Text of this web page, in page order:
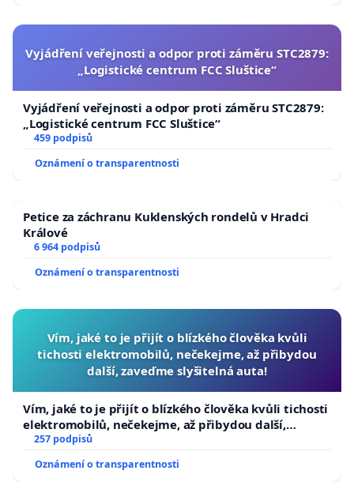
Vyjádření veřejnosti a odpor proti záměru STC2879:
„Logistické centrum FCC Sluštice“
Vyjádření veřejnosti a odpor proti záměru STC2879:
„Logistické centrum FCC Sluštice“
459 podpisů
Oznámení o transparentnosti
Petice za záchranu Kuklenských rondelů v Hradci
Králové
6 964 podpisů
Oznámení o transparentnosti
Vím, jaké to je přijít o blízkého člověka kvůli
tichosti elektromobilů, nečekejme, až přibydou
další, zaveďme slyšitelná auta!
Vím, jaké to je přijít o blízkého člověka kvůli tichosti
elektromobilů, nečekejme, až přibydou další,
zaveďme slyšitelná auta!
257 podpisů
Oznámení o transparentnosti